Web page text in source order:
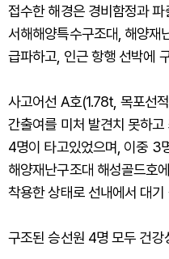
접수한 해경은 경비함정과 파
서해해양특수구조대, 해양재
급파하고, 인근 항행 선박에
사고어선 A호(1.78t, 목포선
간출여를 미처 발견치 못하
4명이 타고있었으며, 이중 3
해양재난구조대 해성골드호
착용한 상태로 선내에서 대
구조된 승선원 4명 모두 건강